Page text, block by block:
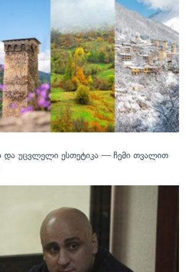
და უცვლელი ესთეტიკა — ჩემი თვალით